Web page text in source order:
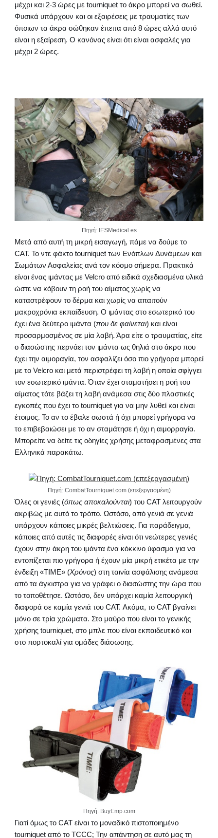
μέχρι και 2-3 ώρες με tourniquet το άκρο μπορεί να σωθεί.
Φυσικά υπάρχουν και οι εξαιρέσεις με τραυματίες των
όποιων τα άκρα σώθηκαν έπειτα από 8 ώρες αλλά αυτό
είναι η εξαίρεση. Ο κανόνας είναι ότι είναι ασφαλές για
μέχρι 2 ώρες.
Πηγή: IESMedical.es
Μετά από αυτή τη μικρή εισαγωγή, πάμε να δούμε το
CAT. Το ντε φάκτο tourniquet των Ενόπλων Δυνάμεων και
Σωμάτων Ασφαλείας ανά τον κόσμο σήμερα. Πρακτικά
είναι ένας ιμάντας με Velcro από ειδικά σχεδιασμένα υλικά
ώστε να κόβουν τη ροή του αίματος χωρίς να
καταστρέφουν το δέρμα και χωρίς να απαιτούν
μακροχρόνια εκπαίδευση. Ο ιμάντας στο εσωτερικό του
έχει ένα δεύτερο ιμάντα (που δε φαίνεται) και είναι
προσαρμοσμένος σε μία λαβή. Άρα είτε ο τραυματίας, είτε
ο διασώστης περνάει τον ιμάντα ως θηλιά στο άκρο που
έχει την αιμοραγία, τον ασφαλίζει όσο πιο γρήγορα μπορεί
με το Velcro και μετά περιστρέφει τη λαβή η οποία σφίγγει
τον εσωτερικό ιμάντα. Όταν έχει σταματήσει η ροή του
αίματος τότε βάζει τη λαβή ανάμεσα στις δύο πλαστικές
εγκοπές που έχει το tourniquet για να μην λυθεί και είναι
έτοιμος. Το αν το έβαλε σωστά ή όχι μπορεί γρήγορα να
το επιβεβαιώσει με το αν σταμάτησε ή όχι η αιμορραγία.
Μπορείτε να δείτε τις οδηγίες χρήσης μεταφρασμένες στα
Ελληνικά παρακάτω.
Πηγή: CombatTourniquet.com (επεξεργασμένη)
Όλες οι γενιές (όπως αποκαλούνται) του CAT λειτουργούν
ακριβώς με αυτό το τρόπο. Ωστόσο, από γενιά σε γενιά
υπάρχουν κάποιες μικρές βελτιώσεις. Για παράδειγμα,
κάποιες από αυτές τις διαφορές είναι ότι νεώτερες γενιές
έχουν στην άκρη του ιμάντα ένα κόκκινο ύφασμα για να
εντοπίζεται πιο γρήγορα ή έχουν μία μικρή ετικέτα με την
ένδειξη «TIME» (Χρόνος) στη ταινία ασφάλισης ανάμεσα
από τα άγκιστρα για να γράφει ο διασώστης την ώρα που
το τοποθέτησε. Ωστόσο, δεν υπάρχει καμία λειτουργική
διαφορά σε καμία γενιά του CAT. Ακόμα, το CAT βγαίνει
μόνο σε τρία χρώματα. Στο μαύρο που είναι το γενικής
χρήσης tourniquet, στο μπλε που είναι εκπαιδευτικό και
στο πορτοκαλί για ομάδες διάσωσης.
Πηγή: BuyEmp.com
Γιατί όμως το CAT είναι το μοναδικό πιστοποιημένο
tourniquet από το TCCC; Την απάντηση σε αυτό μας τη